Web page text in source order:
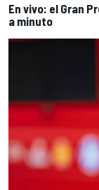
En vivo: el Gran
a minuto